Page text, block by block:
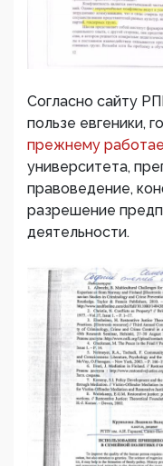
Согласно сайту
пользе евгеники,
прежнему
университета,
правоведение,
разрешение
деятельности.